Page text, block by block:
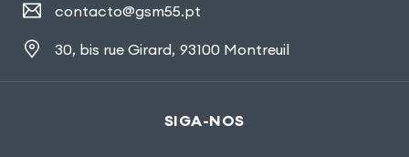
contacto@gsm55.pt
30, bis rue Girard, 93100 Montreuil
SIGA-NOS